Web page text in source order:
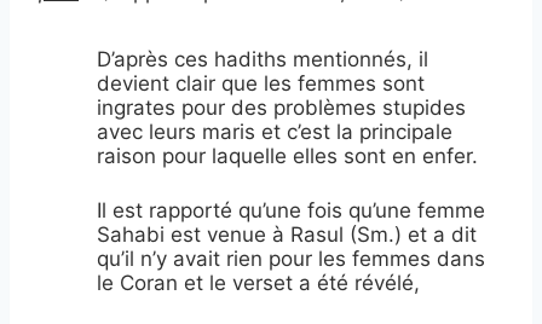
D’après ces hadiths mentionnés, il
devient clair que les femmes sont
ingrates pour des problèmes stupides
avec leurs maris et c’est la principale
raison pour laquelle elles sont en enfer.
Il est rapporté qu’une fois qu’une femme
Sahabi est venue à Rasul (Sm.) et a dit
qu’il n’y avait rien pour les femmes dans
le Coran et le verset a été révélé,